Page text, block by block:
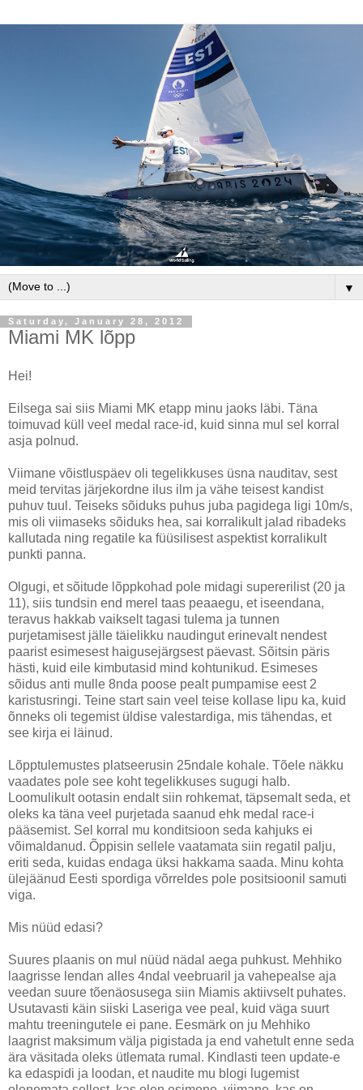
▼
Saturday, January 28, 2012
Miami MK lõpp
Hei!
Eilsega sai siis Miami MK etapp minu jaoks läbi. Täna
toimuvad küll veel medal race-id, kuid sinna mul sel korral
asja polnud.
Viimane võistluspäev oli tegelikkuses üsna nauditav, sest
meid tervitas järjekordne ilus ilm ja vähe teisest kandist
puhuv tuul. Teiseks sõiduks puhus juba pagidega ligi 10m/s,
mis oli viimaseks sõiduks hea, sai korralikult jalad ribadeks
kallutada ning regatile ka füüsilisest aspektist korralikult
punkti panna.
Olgugi, et sõitude lõppkohad pole midagi supererilist (20 ja
11), siis tundsin end merel taas peaaegu, et iseendana,
teravus hakkab vaikselt tagasi tulema ja tunnen
purjetamisest jälle täielikku naudingut erinevalt nendest
paarist esimesest haigusejärgsest päevast. Sõitsin päris
hästi, kuid eile kimbutasid mind kohtunikud. Esimeses
sõidus anti mulle 8nda poose pealt pumpamise eest 2
karistusringi. Teine start sain veel teise kollase lipu ka, kuid
õnneks oli tegemist üldise valestardiga, mis tähendas, et
see kirja ei läinud.
Lõpptulemustes platseerusin 25ndale kohale. Tõele näkku
vaadates pole see koht tegelikkuses sugugi halb.
Loomulikult ootasin endalt siin rohkemat, täpsemalt seda, et
oleks ka täna veel purjetada saanud ehk medal race-i
pääsemist. Sel korral mu konditsioon seda kahjuks ei
võimaldanud. Õppisin sellele vaatamata siin regatil palju,
eriti seda, kuidas endaga üksi hakkama saada. Minu kohta
ülejäänud Eesti spordiga võrreldes pole positsioonil samuti
viga.
Mis nüüd edasi?
Suures plaanis on mul nüüd nädal aega puhkust. Mehhiko
laagrisse lendan alles 4ndal veebruaril ja vahepealse aja
veedan suure tõenäosusega siin Miamis aktiivselt puhates.
Usutavasti käin siiski Laseriga vee peal, kuid väga suurt
mahtu treeningutele ei pane. Eesmärk on ju Mehhiko
laagrist maksimum välja pigistada ja end vahetult enne seda
ära väsitada oleks ütlemata rumal. Kindlasti teen update-e
ka edaspidi ja loodan, et naudite mu blogi lugemist